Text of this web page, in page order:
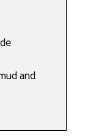
and